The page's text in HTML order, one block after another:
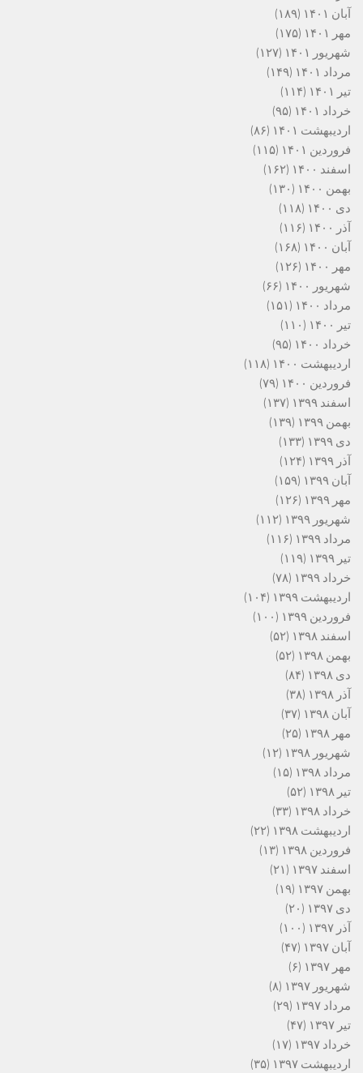
آبان ۱۴۰۱
(۱۸۹)
مهر ۱۴۰۱
(۱۷۵)
شهریور ۱۴۰۱
(۱۲۷)
مرداد ۱۴۰۱
(۱۴۹)
تیر ۱۴۰۱
(۱۱۴)
خرداد ۱۴۰۱
(۹۵)
اردیبهشت ۱۴۰۱
(۸۶)
فروردین ۱۴۰۱
(۱۱۵)
اسفند ۱۴۰۰
(۱۶۲)
بهمن ۱۴۰۰
(۱۳۰)
دی ۱۴۰۰
(۱۱۸)
آذر ۱۴۰۰
(۱۱۶)
آبان ۱۴۰۰
(۱۶۸)
مهر ۱۴۰۰
(۱۲۶)
شهریور ۱۴۰۰
(۶۶)
مرداد ۱۴۰۰
(۱۵۱)
تیر ۱۴۰۰
(۱۱۰)
خرداد ۱۴۰۰
(۹۵)
اردیبهشت ۱۴۰۰
(۱۱۸)
فروردین ۱۴۰۰
(۷۹)
اسفند ۱۳۹۹
(۱۳۷)
بهمن ۱۳۹۹
(۱۳۹)
دی ۱۳۹۹
(۱۳۳)
آذر ۱۳۹۹
(۱۲۴)
آبان ۱۳۹۹
(۱۵۹)
مهر ۱۳۹۹
(۱۲۶)
شهریور ۱۳۹۹
(۱۱۲)
مرداد ۱۳۹۹
(۱۱۶)
تیر ۱۳۹۹
(۱۱۹)
خرداد ۱۳۹۹
(۷۸)
اردیبهشت ۱۳۹۹
(۱۰۴)
فروردین ۱۳۹۹
(۱۰۰)
اسفند ۱۳۹۸
(۵۲)
بهمن ۱۳۹۸
(۵۲)
دی ۱۳۹۸
(۸۴)
آذر ۱۳۹۸
(۳۸)
آبان ۱۳۹۸
(۳۷)
مهر ۱۳۹۸
(۲۵)
شهریور ۱۳۹۸
(۱۲)
مرداد ۱۳۹۸
(۱۵)
تیر ۱۳۹۸
(۵۲)
خرداد ۱۳۹۸
(۳۳)
اردیبهشت ۱۳۹۸
(۲۲)
فروردین ۱۳۹۸
(۱۳)
اسفند ۱۳۹۷
(۲۱)
بهمن ۱۳۹۷
(۱۹)
دی ۱۳۹۷
(۲۰)
آذر ۱۳۹۷
(۱۰۰)
آبان ۱۳۹۷
(۴۷)
مهر ۱۳۹۷
(۶)
شهریور ۱۳۹۷
(۸)
مرداد ۱۳۹۷
(۲۹)
تیر ۱۳۹۷
(۴۷)
خرداد ۱۳۹۷
(۱۷)
اردیبهشت ۱۳۹۷
(۳۵)